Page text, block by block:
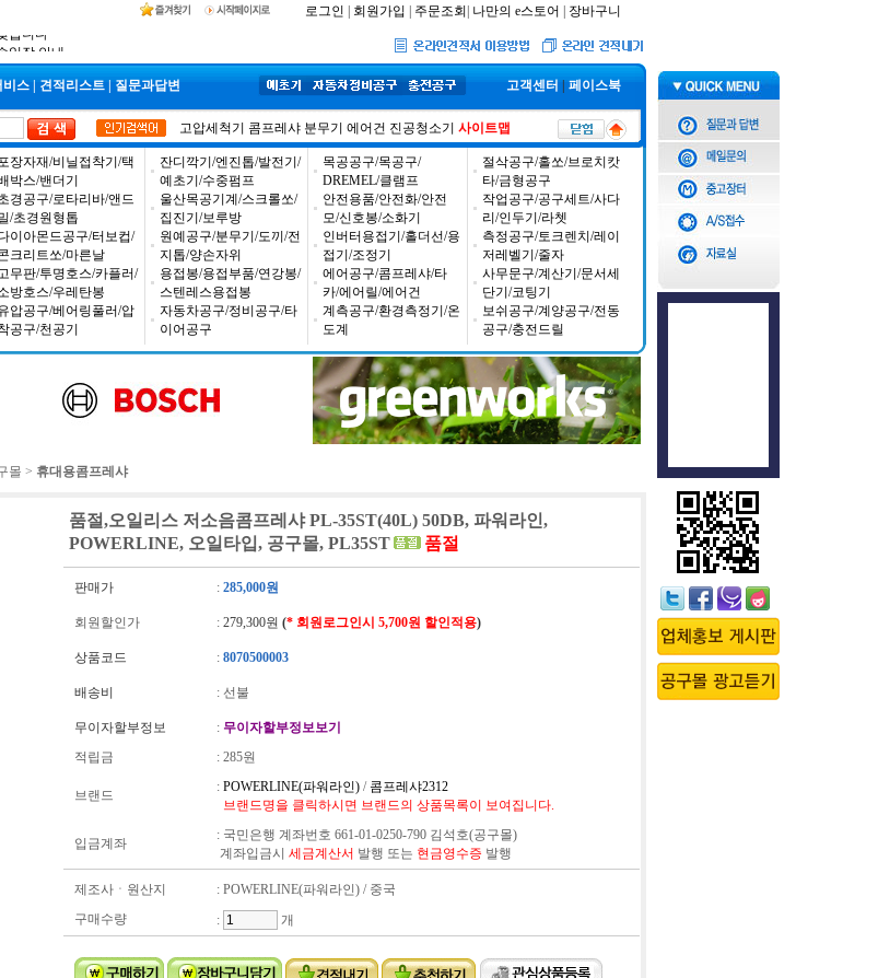
로그인 회원가입 주문조회 나만의 e스토어 장바구니
습니다
비스 견적리스트 질문과답변 고객센터 페이스북
고압세척기 콤프레샤 분무기 에어건 진공청소기 사이트맵
장자재/비닐접착기/택
박스/밴더기
경공구/로타리바/앤드
/초경원형톱
이아몬드공구/터보컵/
크리트쏘/마른날
무판/투명호스/카플러/
방호스/우레탄봉
압공구/베어링풀러/압
공구/천공기
잔디깍기/엔진톱/발전기/
예초기/수중펌프
울산목공기계/스크롤쏘/
집진기/보루방
원예공구/분무기/도끼/전
지톱/양손자위
용접봉/용접부품/연강봉/
스텐레스용접봉
자동차공구/정비공구/타
이어공구
목공공구/목공구/
DREMEL/클램프
안전용품/안전화/안전
모/신호봉/소화기
인버터용접기/홀더선/용
접기/조정기
에어공구/콤프레샤/타
카/에어릴/에어건
계측공구/환경측정기/온
도계
절삭공구/홀쏘/브로치캇
타/금형공구
작업공구/공구세트/사다
리/인두기/라쳇
측정공구/토크렌치/레이
저레벨기/줄자
사무문구/계산기/문서세
단기/코팅기
보쉬공구/계양공구/전동
공구/충전드릴
몰 > 휴대용콤프레샤
품절,오일리스 저소음콤프레샤 PL-35ST(40L) 50DB, 파워라인,
POWERLINE, 오일타입, 공구몰, PL35ST
품절
판매가 : 285,000원
회원할인가 : 279,300원 (* 회원로그인시 5,700원 할인적용)
상품코드 : 8070500003
배송비 : 선불
무이자할부정보 : 무이자할부정보보기
적립금
: 285원
브랜드
: POWERLINE(파워라인) / 콤프레샤2312
브랜드명을 클릭하시면 브랜드의 상품목록이 보여집니다.
입금계좌
: 국민은행 계좌번호 661-01-0250-790 김석호(공구몰)
계좌입금시 세금계산서 발행 또는 현금영수증 발행
제조사ㆍ원산지
: POWERLINE(파워라인) / 중국
구매수량
: 개